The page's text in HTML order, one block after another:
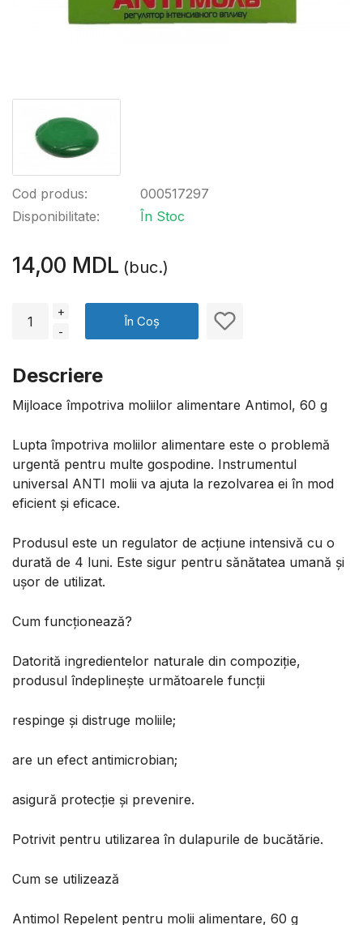
Cod produs:
Disponibilitate:
000517297
În Stoc
14,00 MDL (buc.)
+
-
În Coș
Descriere
Mijloace împotriva moliilor alimentare Antimol, 60 g
Lupta împotriva moliilor alimentare este o problemă
urgentă pentru multe gospodine. Instrumentul
universal ANTI molii va ajuta la rezolvarea ei în mod
eficient și eficace.
Produsul este un regulator de acțiune intensivă cu o
durată de 4 luni. Este sigur pentru sănătatea umană și
ușor de utilizat.
Cum funcționează?
Datorită ingredientelor naturale din compoziție,
produsul îndeplinește următoarele funcții
respinge și distruge moliile;
are un efect antimicrobian;
asigură protecție și prevenire.
Potrivit pentru utilizarea în dulapurile de bucătărie.
Cum se utilizează
Antimol Repelent pentru molii alimentare, 60 g